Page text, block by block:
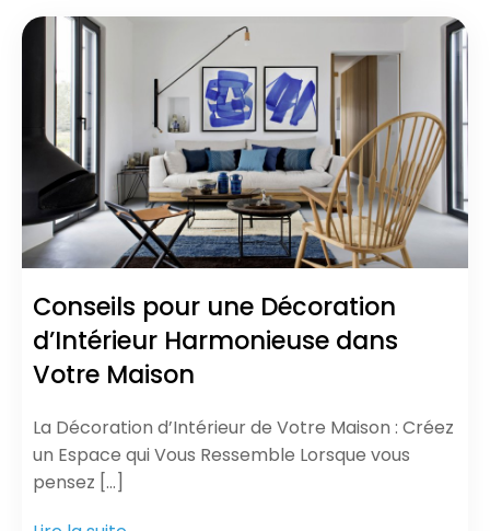
Conseils pour une Décoration
d’Intérieur Harmonieuse dans
Votre Maison
La Décoration d’Intérieur de Votre Maison : Créez
un Espace qui Vous Ressemble Lorsque vous
pensez […]